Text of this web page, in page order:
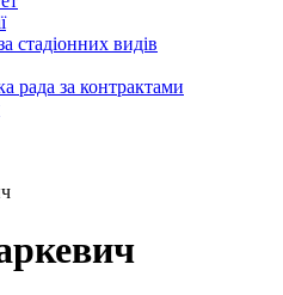
стадіонних видів
рада за контрактами